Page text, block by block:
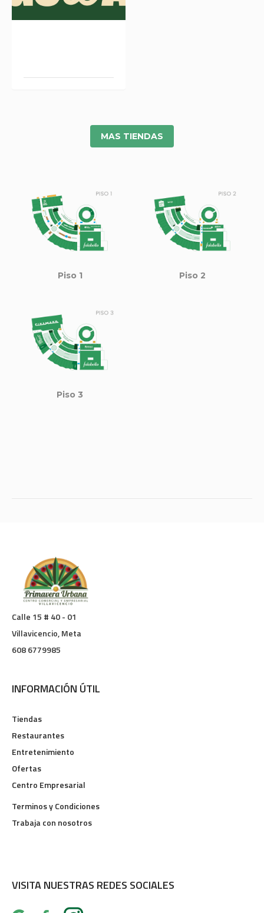
MAS TIENDAS
Piso 1 Piso 2
Piso 3
Calle 15 # 40 - 01
Villavicencio, Meta
608 6779985
INFORMACIÓN ÚTIL
Tiendas
Restaurantes
Entretenimiento
Ofertas
Centro Empresarial
Terminos y Condiciones
Trabaja con nosotros
VISITA NUESTRAS REDES SOCIALES